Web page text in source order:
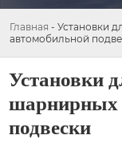
Главная - Установки
автомобильной
Установки
шарнирных
подвески